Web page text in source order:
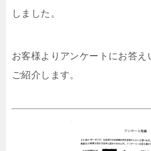
しました。
お客様よりアンケートにお答え
ご紹介します。